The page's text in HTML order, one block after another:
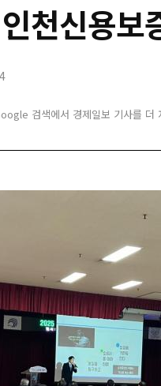
천신용보
검색에서 경제일보 기사를 더